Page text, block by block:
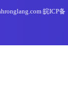
皖ICP备